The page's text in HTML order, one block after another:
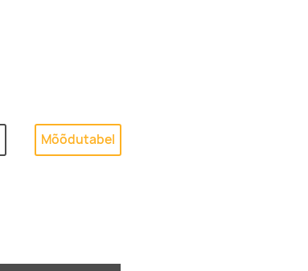
Mõõdutabel